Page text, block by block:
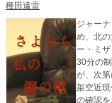
種田遠雷
ジャーナリ
め、北
ー・ミ
30分の
が、次第
架空近
の確認をお願いしま